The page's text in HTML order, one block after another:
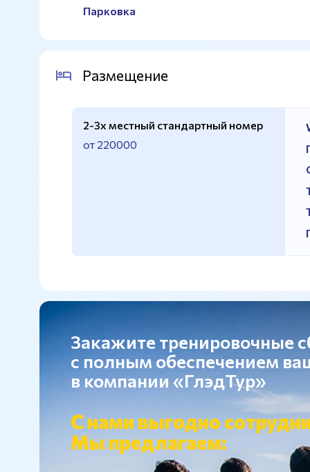
Парковка
Размещение
2-3х местный стандартный номер
от 220000
Закажите тренировочные
с полным обеспечением
в компании «ГлэдТур»
С нами выгодно
Мы предлагаем: